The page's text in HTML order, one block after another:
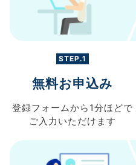
STEP.1
無料お申込み
登録フォームから 1分ほどで
ご入力 いただけます